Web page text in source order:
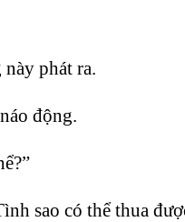
phát ra.
động.
sao có thể thua